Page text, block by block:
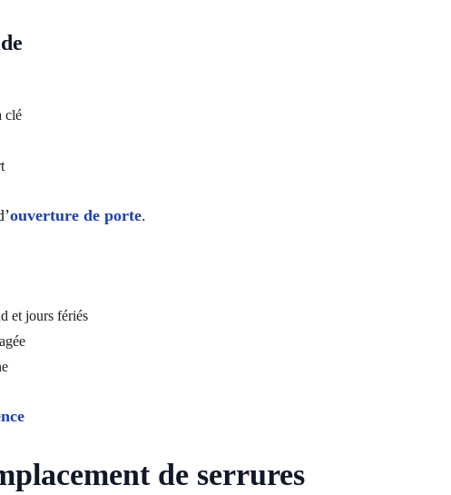
clé
ouverture de porte.
et jours fériés
de serrures